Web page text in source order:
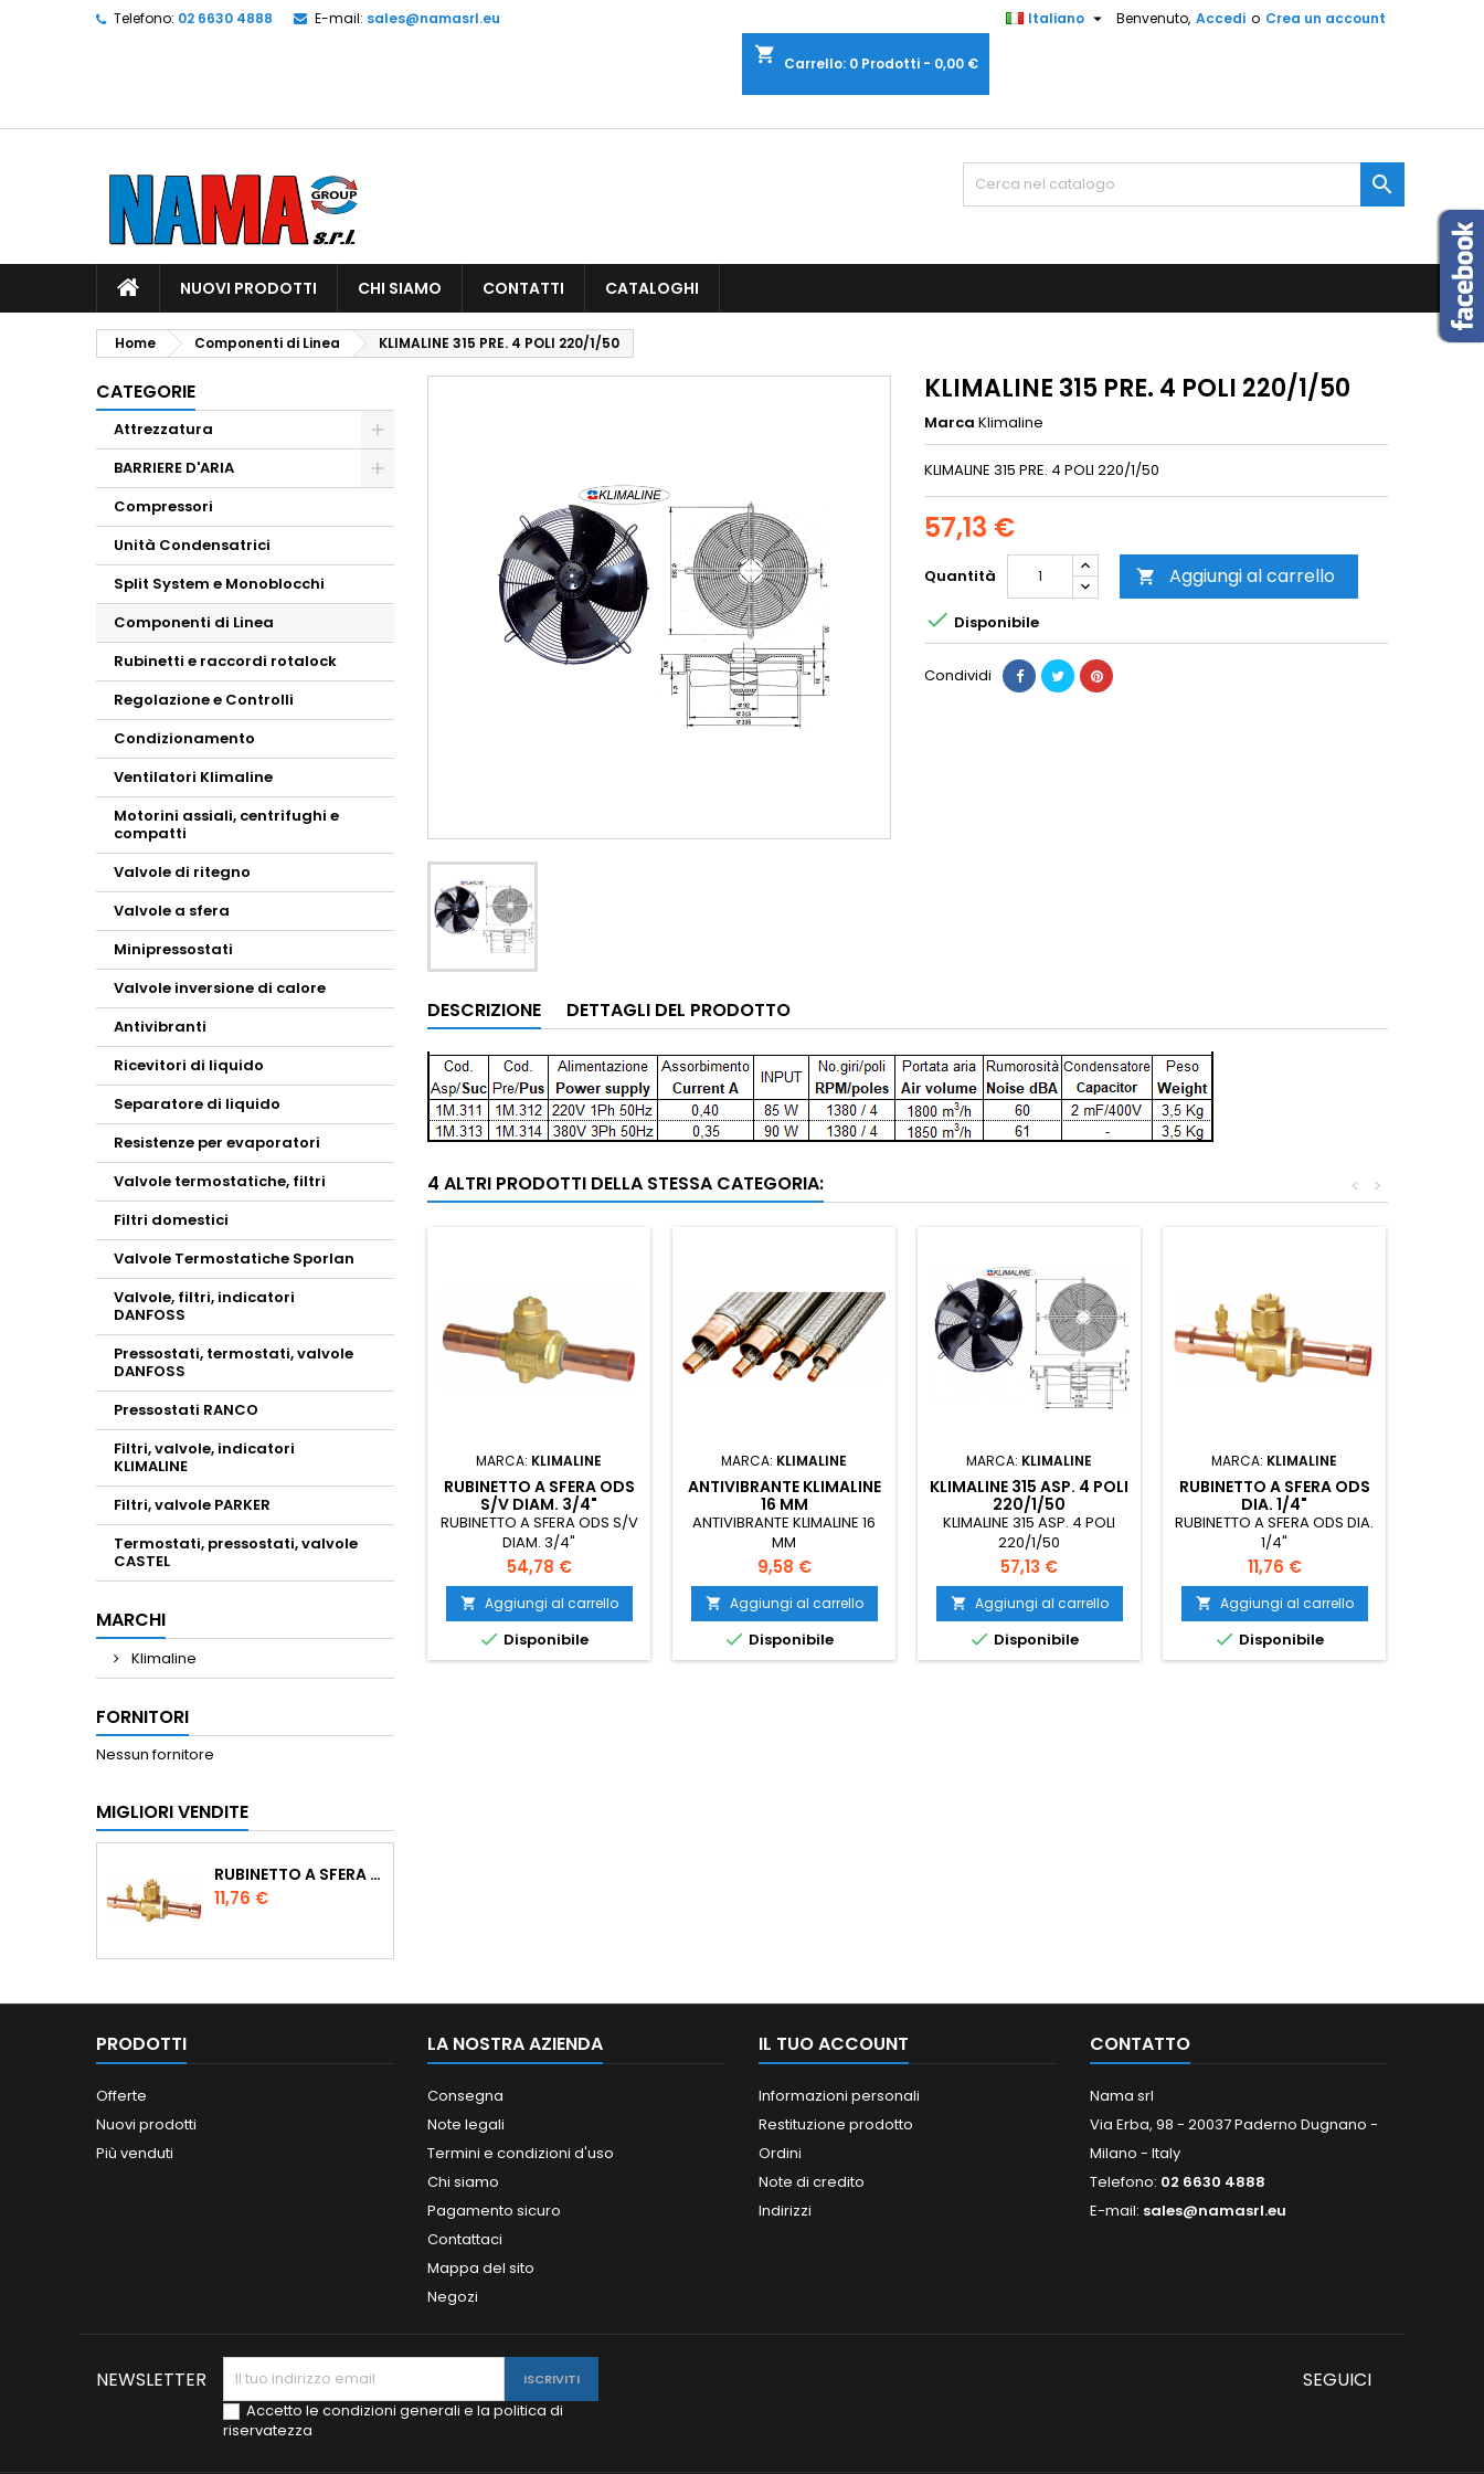
Telefono: 02 6630 4888 E-mail: sales@namasrl.eu Benvenuto, Accedi o Crea un account
Italiano 
shopping_cart Carrello: 0 Prodotti - 0,00 €

NUOVI PRODOTTI CHI SIAMO CONTATTI CATALOGHI
Home Componenti di Linea KLIMALINE 315 PRE. 4 POLI 220/1/50
CATEGORIE
Attrezzatura
BARRIERE D'ARIA
Compressori
Unità Condensatrici
Split System e Monoblocchi
Componenti di Linea
Rubinetti e raccordi rotalock
Regolazione e Controlli
Condizionamento
Ventilatori Klimaline
Motorini assiali, centrifughi e
compatti
Valvole di ritegno
Valvole a sfera
Minipressostati
Valvole inversione di calore
Antivibranti
Ricevitori di liquido
Separatore di liquido
Resistenze per evaporatori
Valvole termostatiche, filtri
Filtri domestici
Valvole Termostatiche Sporlan
Valvole, filtri, indicatori
DANFOSS
Pressostati, termostati, valvole
DANFOSS
Pressostati RANCO
Filtri, valvole, indicatori
KLIMALINE
Filtri, valvole PARKER
Termostati, pressostati, valvole
CASTEL
MARCHI
Klimaline
FORNITORI
Nessun fornitore
MIGLIORI VENDITE
RUBINETTO A SFERA ODS DIA. 1/4"
Prezzo
11,76 €
KLIMALINE 315 PRE. 4 POLI 220/1/50
Marca Klimaline
KLIMALINE 315 PRE. 4 POLI 220/1/50
57,13 €
Quantità  Aggiungi al carrello
 Disponibile
Condividi
DESCRIZIONE DETTAGLI DEL PRODOTTO
4 ALTRI PRODOTTI DELLA STESSA CATEGORIA: >
<
MARCA: KLIMALINE
RUBINETTO A SFERA ODS
S/V DIAM. 3/4"
RUBINETTO A SFERA ODS S/V
DIAM. 3/4"
Prezzo
54,78 €
 Aggiungi al carrello
 Disponibile
MARCA: KLIMALINE
ANTIVIBRANTE KLIMALINE
16 MM
ANTIVIBRANTE KLIMALINE 16
MM
Prezzo
9,58 €
 Aggiungi al carrello
 Disponibile
MARCA: KLIMALINE
KLIMALINE 315 ASP. 4 POLI
220/1/50
KLIMALINE 315 ASP. 4 POLI
220/1/50
Prezzo
57,13 €
 Aggiungi al carrello
 Disponibile
MARCA: KLIMALINE
RUBINETTO A SFERA ODS
DIA. 1/4"
RUBINETTO A SFERA ODS DIA.
1/4"
Prezzo
11,76 €
 Aggiungi al carrello
 Disponibile
PRODOTTI
Offerte
Nuovi prodotti
Più venduti
LA NOSTRA AZIENDA
Consegna
Note legali
Termini e condizioni d'uso
Chi siamo
Pagamento sicuro
Contattaci
Mappa del sito
Negozi
IL TUO ACCOUNT
Informazioni personali
Restituzione prodotto
Ordini
Note di credito
Indirizzi
CONTATTO
Nama srl
Via Erba, 98 - 20037 Paderno Dugnano -
Milano - Italy
Telefono: 02 6630 4888
E-mail: sales@namasrl.eu
NEWSLETTER
Accetto le condizioni generali e la politica di
riservatezza
SEGUICI